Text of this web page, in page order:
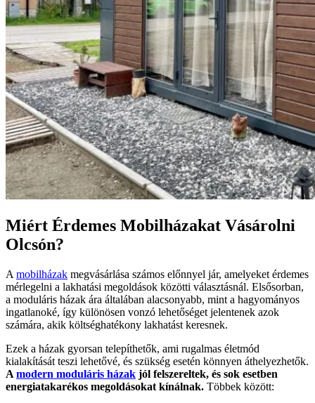
Miért Érdemes Mobilházakat Vásárolni
Olcsón?
A mobilházak megvásárlása számos előnnyel jár, amelyeket érdemes
mérlegelni a lakhatási megoldások közötti választásnál. Elsősorban,
a moduláris házak ára általában alacsonyabb, mint a hagyományos
ingatlanoké, így különösen vonzó lehetőséget jelentenek azok
számára, akik költséghatékony lakhatást keresnek.
Ezek a házak gyorsan telepíthetők, ami rugalmas életmód
kialakítását teszi lehetővé, és szükség esetén könnyen áthelyezhetők.
A modern moduláris házak jól felszereltek, és sok esetben
energiatakarékos megoldásokat kínálnak. Többek között: